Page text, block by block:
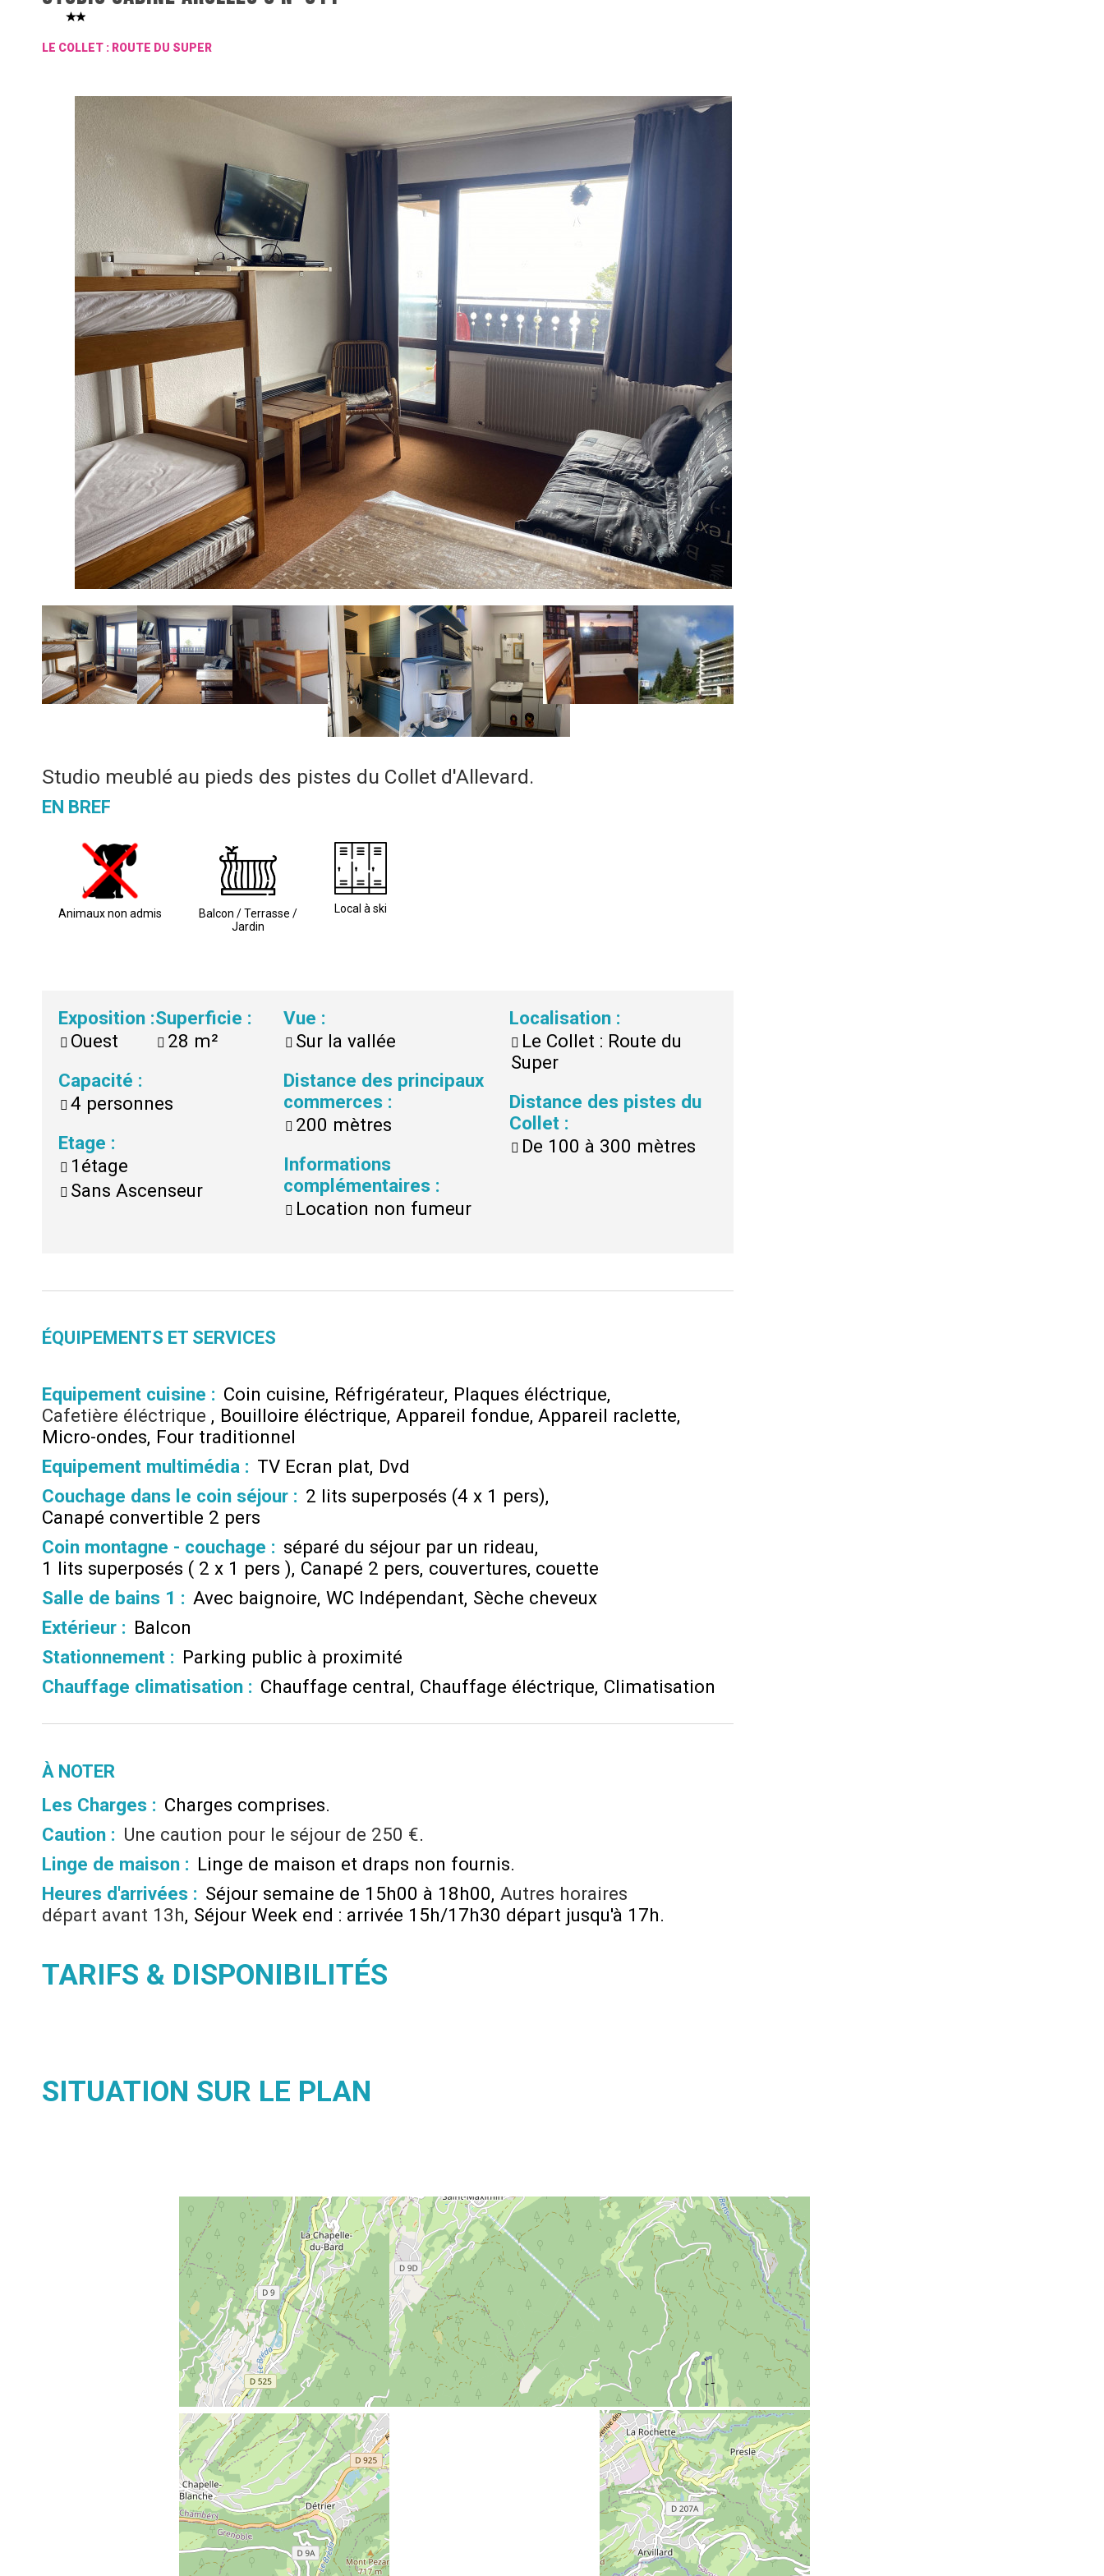
LE COLLET : ROUTE DU SUPER
Studio meublé au pieds des pistes du Collet d'Allevard.
EN BREF
Animaux non admis
Balcon / Terrasse /
Jardin
Local à ski
Exposition :
Ouest
Superficie :
28 m²
Capacité :
4 personnes
Etage :
1étage
Sans Ascenseur
Vue :
Sur la vallée
Distance des principaux
commerces :
200 mètres
Informations
complémentaires :
Location non fumeur
Localisation :
Le Collet : Route du
Super
Distance des pistes du
Collet :
De 100 à 300 mètres
ÉQUIPEMENTS ET SERVICES
Equipement cuisine : Coin cuisine Réfrigérateur Plaques éléctrique
Cafetière éléctrique
Bouilloire éléctrique Appareil fondue Appareil raclette
Micro-ondes Four traditionnel
Equipement multimédia : TV Ecran plat Dvd
Couchage dans le coin séjour : 2 lits superposés (4 x 1 pers)
Canapé convertible 2 pers
Coin montagne - couchage : séparé du séjour par un rideau
1 lits superposés ( 2 x 1 pers ) Canapé 2 pers couvertures couette
Salle de bains 1 : Avec baignoire WC Indépendant Sèche cheveux
Extérieur : Balcon
Stationnement : Parking public à proximité
Chauffage climatisation : Chauffage central Chauffage éléctrique Climatisation
À NOTER
Les Charges : Charges comprises
Caution : Une caution pour le séjour de 250 €
Linge de maison : Linge de maison et draps non fournis
Heures d'arrivées : Séjour semaine de 15h00 à 18h00 Autres horaires
départ avant 13h Séjour Week end : arrivée 15h/17h30 départ jusqu'à 17h
TARIFS & DISPONIBILITÉS
SITUATION SUR LE PLAN